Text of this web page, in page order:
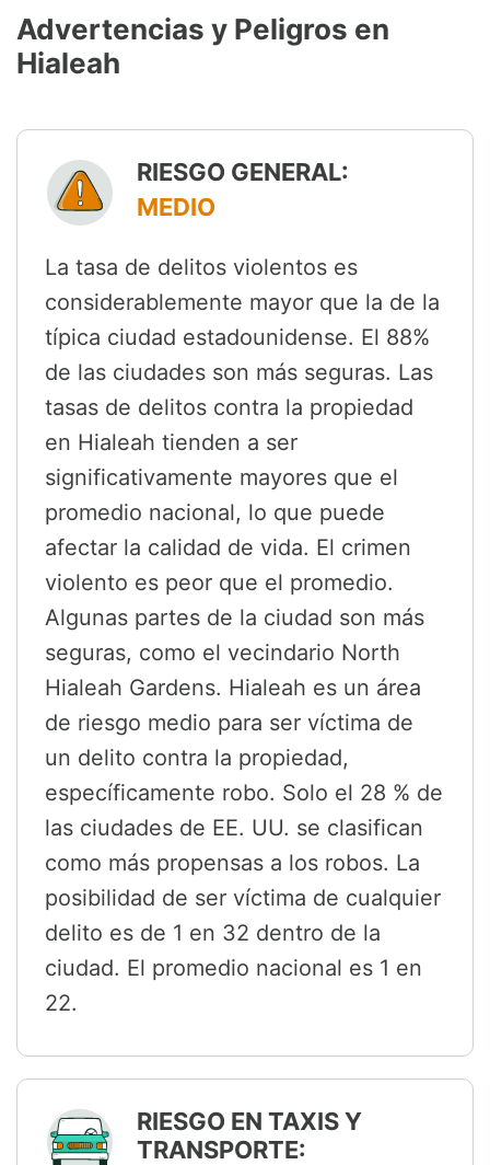
Advertencias y Peligros en
Hialeah
RIESGO GENERAL:
MEDIO
La tasa de delitos violentos es
considerablemente mayor que la de la
típica ciudad estadounidense. El 88%
de las ciudades son más seguras. Las
tasas de delitos contra la propiedad
en Hialeah tienden a ser
significativamente mayores que el
promedio nacional, lo que puede
afectar la calidad de vida. El crimen
violento es peor que el promedio.
Algunas partes de la ciudad son más
seguras, como el vecindario North
Hialeah Gardens. Hialeah es un área
de riesgo medio para ser víctima de
un delito contra la propiedad,
específicamente robo. Solo el 28 % de
las ciudades de EE. UU. se clasifican
como más propensas a los robos. La
posibilidad de ser víctima de cualquier
delito es de 1 en 32 dentro de la
ciudad. El promedio nacional es 1 en
22.
RIESGO EN TAXIS Y
TRANSPORTE: